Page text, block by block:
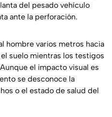
del pesado vehículo
ante la perforación.
hombre varios metros hacia
suelo mientras los testigos
el impacto visual es
se desconoce la
o el estado de salud del